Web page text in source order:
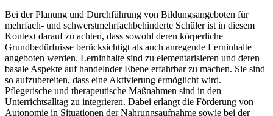
Bei der Planung und Durchführung von Bildungsangeboten für
mehrfach- und schwerstmehrfachbehinderte Schüler ist in diesem
Kontext darauf zu achten, dass sowohl deren körperliche
Grundbedürfnisse berücksichtigt als auch anregende Lerninhalte
angeboten werden. Lerninhalte sind zu elementarisieren und deren
basale Aspekte auf handelnder Ebene erfahrbar zu machen. Sie sind
so aufzubereiten, dass eine Aktivierung ermöglicht wird.
Pflegerische und therapeutische Maßnahmen sind in den
Unterrichtsalltag zu integrieren. Dabei erlangt die Förderung von
Autonomie in Situationen der Nahrungsaufnahme sowie bei der